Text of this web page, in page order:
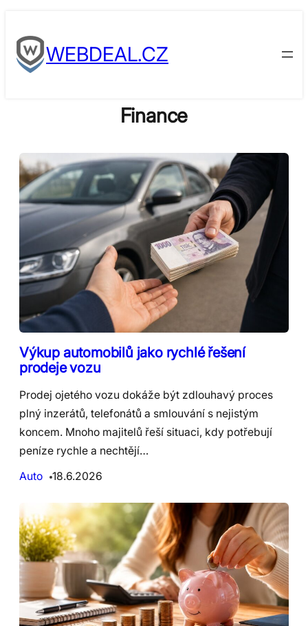
to
contentWEBDEAL.CZ
Finance
Výkup automobilů jako rychlé řešení
prodeje vozu
Prodej ojetého vozu dokáže být zdlouhavý proces
plný inzerátů, telefonátů a smlouvání s nejistým
koncem. Mnoho majitelů řeší situaci, kdy potřebují
peníze rychle a nechtějí…
Auto
18.6.2026